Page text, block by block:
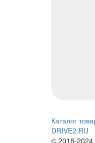
Каталог
DRIVE2.RU
© 2018-2024